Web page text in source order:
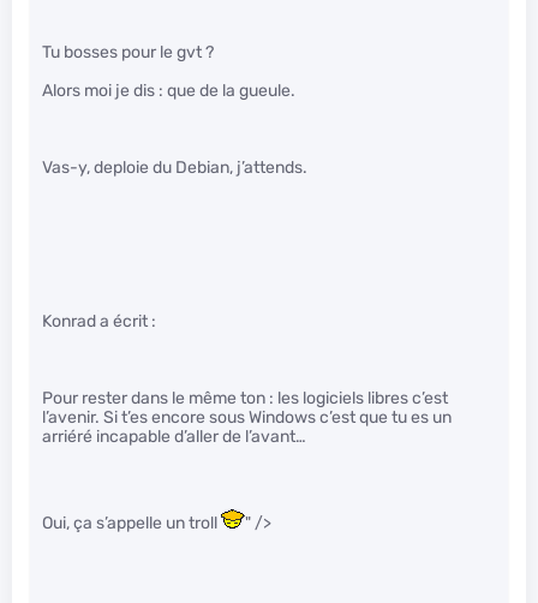
Tu bosses pour le gvt ?
Alors moi je dis : que de la gueule.
Vas-y, deploie du Debian, j’attends.
Konrad a écrit :
Pour rester dans le même ton : les logiciels libres c’est
l’avenir. Si t’es encore sous Windows c’est que tu es un
arriéré incapable d’aller de l’avant…
Oui, ça s’appelle un troll " />